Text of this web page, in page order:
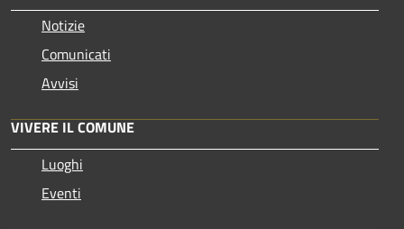
Notizie
Comunicati
Avvisi
VIVERE IL COMUNE
Luoghi
Eventi